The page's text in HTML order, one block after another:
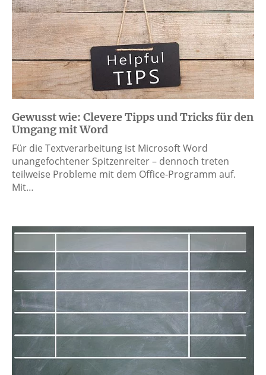
Gewusst wie: Clevere Tipps und Tricks für den
Umgang mit Word
Für die Textverarbeitung ist Microsoft Word
unangefochtener Spitzenreiter – dennoch treten
teilweise Probleme mit dem Office-Programm auf.
Mit…